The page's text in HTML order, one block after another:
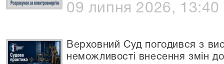
09 липня 2026, 13:40
Верховний Суд погодився з
неможливості внесення змін